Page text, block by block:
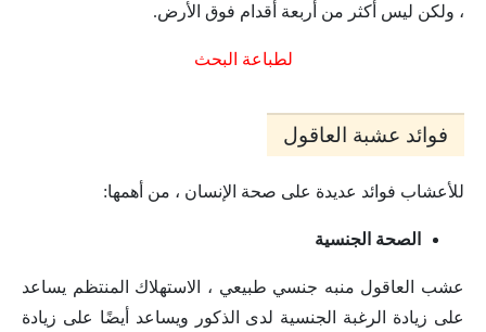
، ولكن ليس أكثر من أربعة أقدام فوق الأرض.
لطباعة البحث
فوائد عشبة العاقول
للأعشاب فوائد عديدة على صحة الإنسان ، من أهمها:
الصحة الجنسية
عشب العاقول منبه جنسي طبيعي ، الاستهلاك المنتظم يساعد
على زيادة الرغبة الجنسية لدى الذكور ويساعد أيضًا على زيادة